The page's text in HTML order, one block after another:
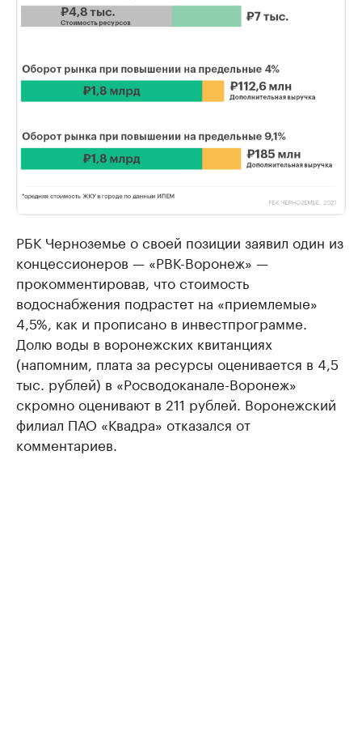
РБК Черноземье о своей позиции заявил один из
концессионеров — «РВК-Воронеж» —
прокомментировав, что стоимость
водоснабжения подрастет на «приемлемые»
4,5%, как и прописано в инвестпрограмме.
Долю воды в воронежских квитанциях
(напомним, плата за ресурсы оценивается в 4,5
тыс. рублей) в «Росводоканале-Воронеж»
скромно оценивают в 211 рублей. Воронежский
филиал ПАО «Квадра» отказался от
комментариев.